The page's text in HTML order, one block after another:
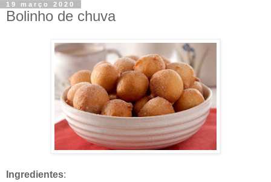
19 março 2020
Bolinho de chuva
Ingredientes: